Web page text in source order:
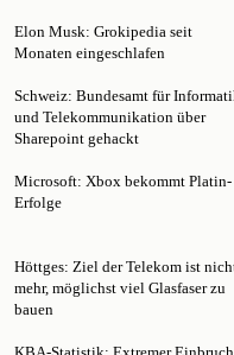
Monaten eingeschlafen
Schweiz: Bundesamt für Informatik
und Telekommunikation über
Sharepoint gehackt
Microsoft: Xbox bekommt Platin-
Erfolge
mehr, möglichst viel Glasfaser zu
bauen
bei Teslas Verkaufszahlen